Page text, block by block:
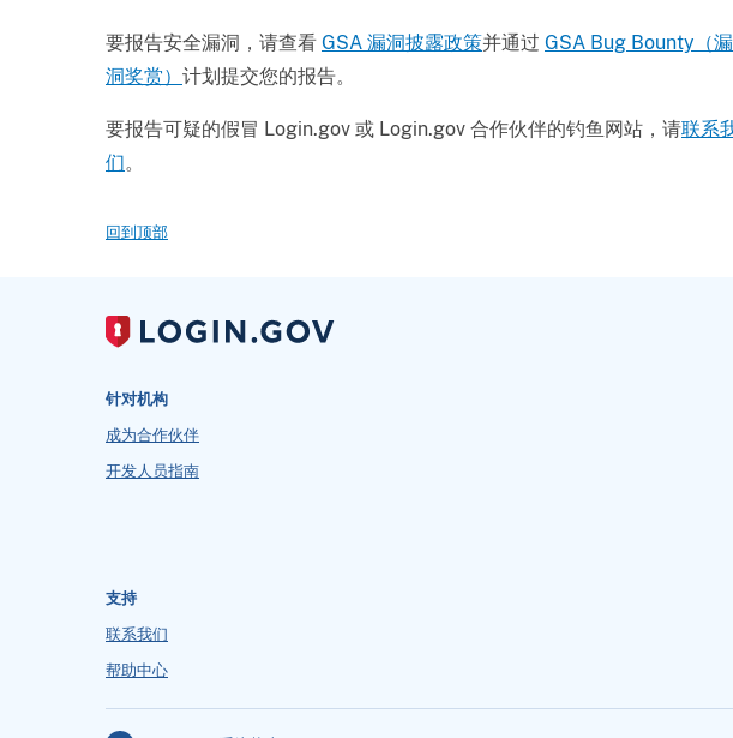
要报告安全漏洞，请查看 GSA 漏洞披露政策并通过 GSA Bug Bounty（漏
洞奖赏） 计划提交您的报告。
要报告可疑的假冒 Login.gov 或 Login.gov 合作伙伴的钓鱼网站，请联系
们。
回到顶部
针对机构
成为合作伙伴
开发人员指南
支持
联系我们
帮助中心